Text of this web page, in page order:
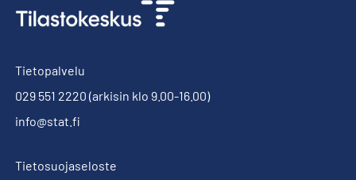
Tietopalvelu
029 551 2220 (arkisin klo 9.00-16.00)
info@stat.fi
Tietosuojaseloste